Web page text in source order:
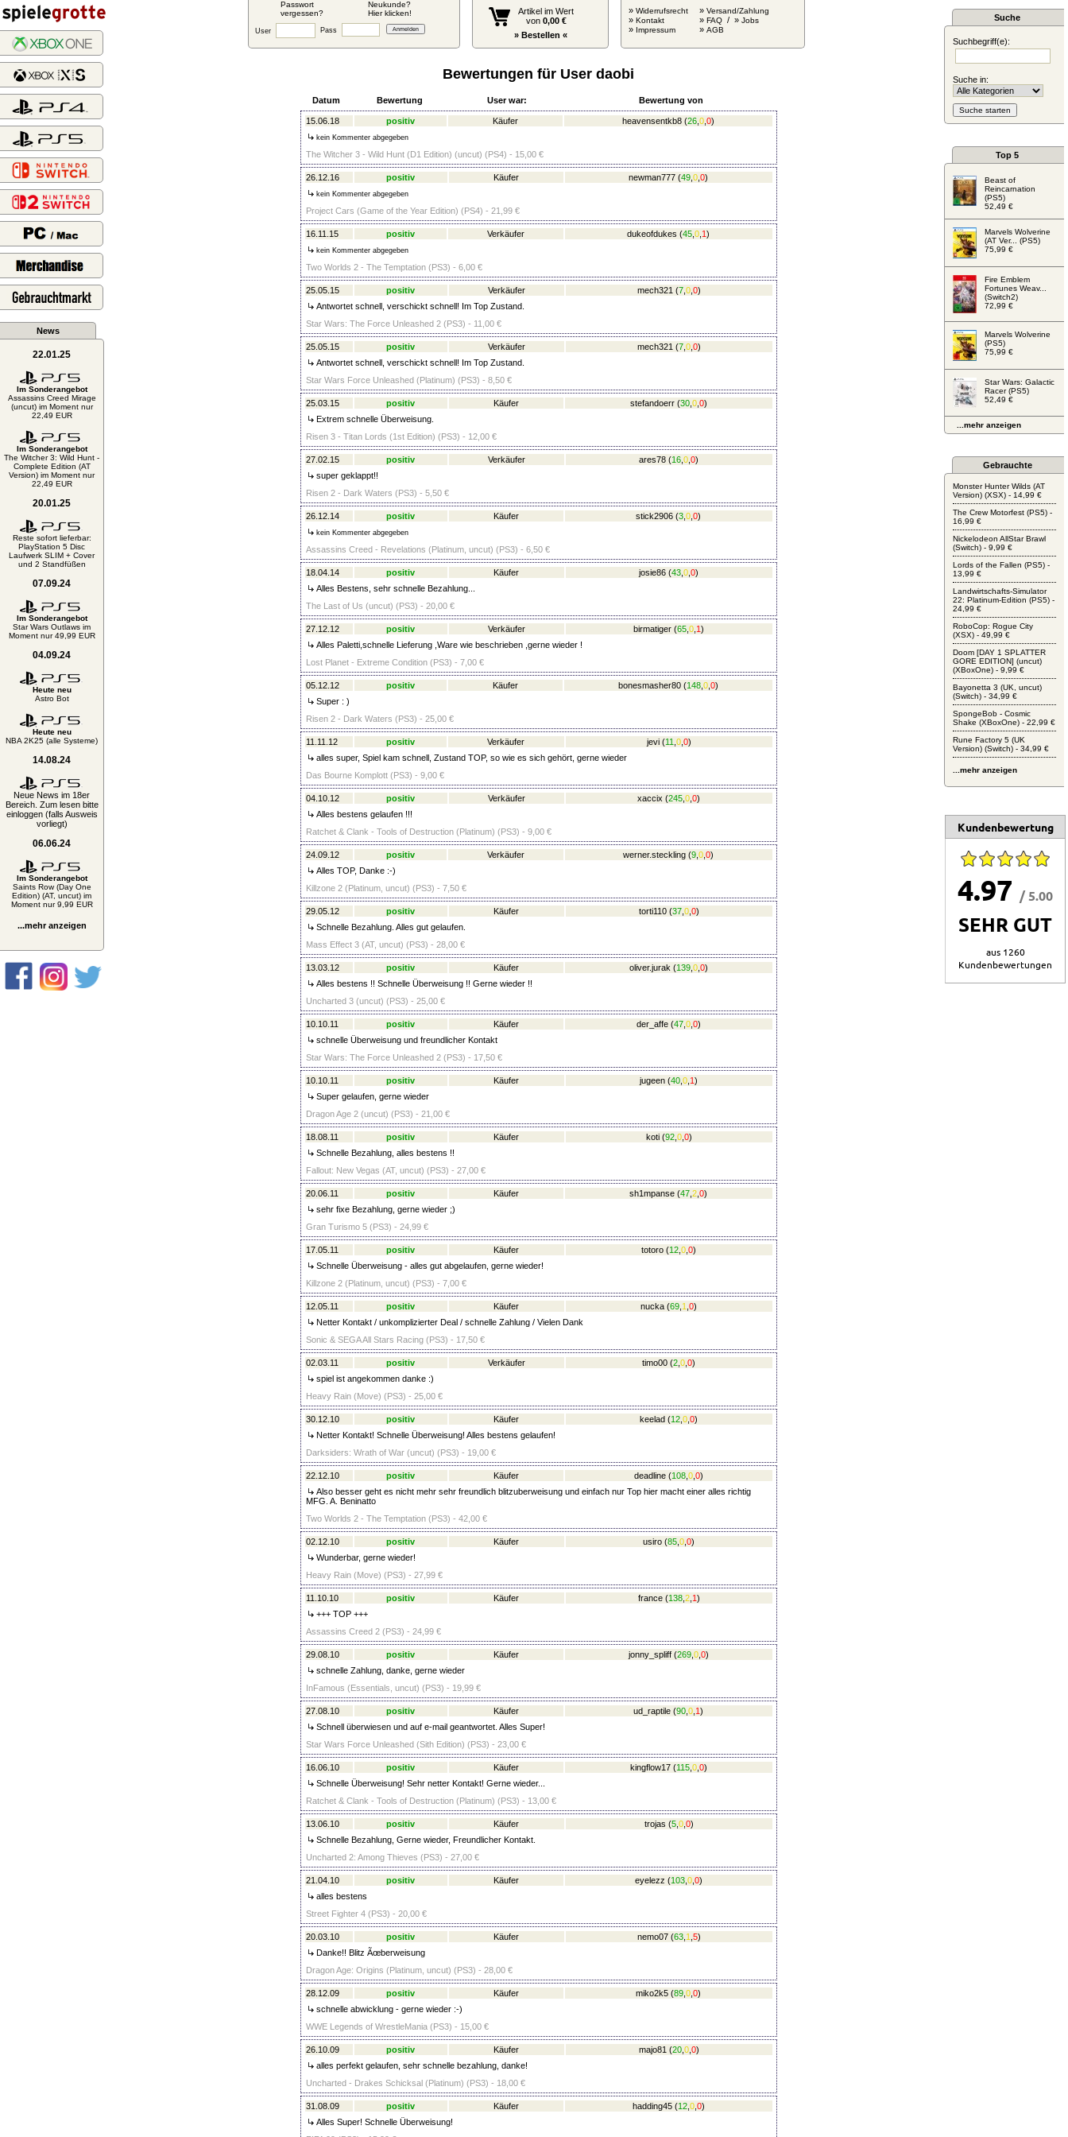
Passwort
vergessen?
Neukunde?
Hier klicken!
User Pass
Artikel im Wert
von 0,00 €
» Bestellen «
» Widerrufsrecht
» Kontakt
» Impressum
» Versand/Zahlung
» FAQ / » Jobs
» AGB
News
22.01.25
Im Sonderangebot
Assassins Creed Mirage
(uncut) im Moment nur
22,49 EUR
Im Sonderangebot
The Witcher 3: Wild Hunt -
Complete Edition (AT
Version) im Moment nur
22,49 EUR
20.01.25
Reste sofort lieferbar:
PlayStation 5 Disc
Laufwerk SLIM + Cover
und 2 Standfüßen
07.09.24
Im Sonderangebot
Star Wars Outlaws im
Moment nur 49,99 EUR
04.09.24
Heute neu
Astro Bot
Heute neu
NBA 2K25 (alle Systeme)
14.08.24
Neue News im 18er
Bereich. Zum lesen bitte
einloggen (falls Ausweis
vorliegt)
06.06.24
Im Sonderangebot
Saints Row (Day One
Edition) (AT, uncut) im
Moment nur 9,99 EUR
...mehr anzeigen
Bewertungen für User daobi
Datum Bewertung User war: Bewertung von
15.06.18 positiv Käufer heavensentkb8 (26, 0, 0)
kein Kommenter abgegeben
The Witcher 3 - Wild Hunt (D1 Edition) (uncut) (PS4) - 15,00 €
26.12.16 positiv Käufer newman777 (49 0 0)
kein Kommenter abgegeben
Project Cars (Game of the Year Edition) (PS4) - 21,99 €
16.11.15 positiv Verkäufer dukeofdukes (45 0 1)
kein Kommenter abgegeben
Two Worlds 2 - The Temptation (PS3) - 6,00 €
25.05.15 positiv Verkäufer mech321 (7, 0, 0)
Antwortet schnell, verschickt schnell! Im Top Zustand.
Star Wars: The Force Unleashed 2 (PS3) - 11,00 €
25.05.15 positiv Verkäufer mech321 (7, 0, 0)
Antwortet schnell, verschickt schnell! Im Top Zustand.
Star Wars Force Unleashed (Platinum) (PS3) - 8,50 €
25.03.15 positiv Käufer stefandoerr (30, 0, 0)
Extrem schnelle Überweisung.
Risen 3 - Titan Lords (1st Edition) (PS3) - 12,00 €
27.02.15 positiv Verkäufer ares78 (16 0 0)
super geklappt!!
Risen 2 - Dark Waters (PS3) - 5,50 €
26.12.14 positiv Käufer stick2906 (3 0 0)
kein Kommenter abgegeben
Assassins Creed - Revelations (Platinum, uncut) (PS3) - 6,50 €
18.04.14 positiv Käufer josie86 (43 0 0)
Alles Bestens, sehr schnelle Bezahlung...
The Last of Us (uncut) (PS3) - 20,00 €
27.12.12 positiv Verkäufer birmatiger (65 0 1)
Alles Paletti,schnelle Lieferung ,Ware wie beschrieben ,gerne wieder !
Lost Planet - Extreme Condition (PS3) - 7,00 €
05.12.12 positiv Käufer bonesmasher80 (148, 0, 0)
Super : )
Risen 2 - Dark Waters (PS3) - 25,00 €
11.11.12 positiv Verkäufer jevi (11 0, 0)
alles super, Spiel kam schnell, Zustand TOP, so wie es sich gehört, gerne wieder
Das Bourne Komplott (PS3) - 9,00 €
04.10.12 positiv Verkäufer xaccix (245 0 0)
Alles bestens gelaufen !!!
Ratchet & Clank - Tools of Destruction (Platinum) (PS3) - 9,00 €
24.09.12 positiv Verkäufer werner.steckling (9 0 0)
Alles TOP, Danke :-)
Killzone 2 (Platinum, uncut) (PS3) - 7,50 €
29.05.12 positiv Käufer torti110 (37, 0, 0)
Schnelle Bezahlung. Alles gut gelaufen.
Mass Effect 3 (AT, uncut) (PS3) - 28,00 €
13.03.12 positiv Käufer oliver.jurak (139, 0, 0)
Alles bestens !! Schnelle Überweisung !! Gerne wieder !!
Uncharted 3 (uncut) (PS3) - 25,00 €
10.10.11 positiv Käufer der_affe (47, 0, 0)
schnelle Überweisung und freundlicher Kontakt
Star Wars: The Force Unleashed 2 (PS3) - 17,50 €
10.10.11 positiv Käufer jugeen (40 0 1)
Super gelaufen, gerne wieder
Dragon Age 2 (uncut) (PS3) - 21,00 €
18.08.11 positiv Käufer koti (92, 0, 0)
Schnelle Bezahlung, alles bestens !!
Fallout: New Vegas (AT, uncut) (PS3) - 27,00 €
20.06.11 positiv Käufer sh1mpanse (47 2 0)
sehr fixe Bezahlung, gerne wieder ;)
Gran Turismo 5 (PS3) - 24,99 €
17.05.11 positiv Käufer totoro (12 0 0)
Schnelle Überweisung - alles gut abgelaufen, gerne wieder!
Killzone 2 (Platinum, uncut) (PS3) - 7,00 €
12.05.11 positiv Käufer nucka (69 1 0)
Netter Kontakt / unkomplizierter Deal / schnelle Zahlung / Vielen Dank
Sonic & SEGA All Stars Racing (PS3) - 17,50 €
02.03.11 positiv Verkäufer timo00 (2 0 0)
spiel ist angekommen danke :)
Heavy Rain (Move) (PS3) - 25,00 €
30.12.10 positiv Käufer keelad (12 0 0)
Netter Kontakt! Schnelle Überweisung! Alles bestens gelaufen!
Darksiders: Wrath of War (uncut) (PS3) - 19,00 €
22.12.10 positiv Käufer deadline (108, 0, 0)
Also besser geht es nicht mehr sehr freundlich blitzuberweisung und einfach nur Top hier macht einer alles richtig
MFG. A. Beninatto
Two Worlds 2 - The Temptation (PS3) - 42,00 €
02.12.10 positiv Käufer usiro (85 0 0)
Wunderbar, gerne wieder!
Heavy Rain (Move) (PS3) - 27,99 €
11.10.10 positiv Käufer france (138, 2, 1)
+++ TOP +++
Assassins Creed 2 (PS3) - 24,99 €
29.08.10 positiv Käufer jonny_spliff (269, 0, 0)
schnelle Zahlung, danke, gerne wieder
InFamous (Essentials, uncut) (PS3) - 19,99 €
27.08.10 positiv Käufer ud_raptile (90 0 1)
Schnell überwiesen und auf e-mail geantwortet. Alles Super!
Star Wars Force Unleashed (Sith Edition) (PS3) - 23,00 €
16.06.10 positiv Käufer kingflow17 (115, 0, 0)
Schnelle Überweisung! Sehr netter Kontakt! Gerne wieder...
Ratchet & Clank - Tools of Destruction (Platinum) (PS3) - 13,00 €
13.06.10 positiv Käufer trojas (5, 0, 0)
Schnelle Bezahlung, Gerne wieder, Freundlicher Kontakt.
Uncharted 2: Among Thieves (PS3) - 27,00 €
21.04.10 positiv Käufer eyelezz (103, 0, 0)
alles bestens
Street Fighter 4 (PS3) - 20,00 €
20.03.10 positiv Käufer nemo07 (63, 1 5)
Danke!! Blitz Ãœberweisung
Dragon Age: Origins (Platinum, uncut) (PS3) - 28,00 €
28.12.09 positiv Käufer miko2k5 (89 0 0)
schnelle abwicklung - gerne wieder :-)
WWE Legends of WrestleMania (PS3) - 15,00 €
26.10.09 positiv Käufer majo81 (20, 0, 0)
alles perfekt gelaufen, sehr schnelle bezahlung, danke!
Uncharted - Drakes Schicksal (Platinum) (PS3) - 18,00 €
31.08.09 positiv Käufer hadding45 (12, 0, 0)
Alles Super! Schnelle Überweisung!
Suche
Suchbegriff(e):
Suche in:
Top 5
Beast of
Reincarnation
(PS5)
52,49 €
Marvels Wolverine
(AT Ver... (PS5)
75,99 €
Fire Emblem
Fortunes Weav...
(Switch2)
72,99 €
Marvels Wolverine
(PS5)
75,99 €
Star Wars: Galactic
Racer (PS5)
52,49 €
...mehr anzeigen
Gebrauchte
Monster Hunter Wilds (AT
Version) (XSX) - 14,99 €
The Crew Motorfest (PS5) -
16,99 €
Nickelodeon AllStar Brawl
(Switch) - 9,99 €
Lords of the Fallen (PS5) -
13,99 €
Landwirtschafts-Simulator
22: Platinum-Edition (PS5) -
24,99 €
RoboCop: Rogue City
(XSX) - 49,99 €
Doom [DAY 1 SPLATTER
GORE EDITION] (uncut)
(XBoxOne) - 9,99 €
Bayonetta 3 (UK, uncut)
(Switch) - 34,99 €
SpongeBob - Cosmic
Shake (XBoxOne) - 22,99 €
Rune Factory 5 (UK
Version) (Switch) - 34,99 €
...mehr anzeigen
Kundenbewertung
4.97 / 5.00
SEHR GUT
aus 1260
Kundenbewertungen